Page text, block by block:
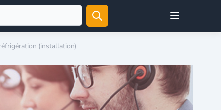
Open user menu
(installation)